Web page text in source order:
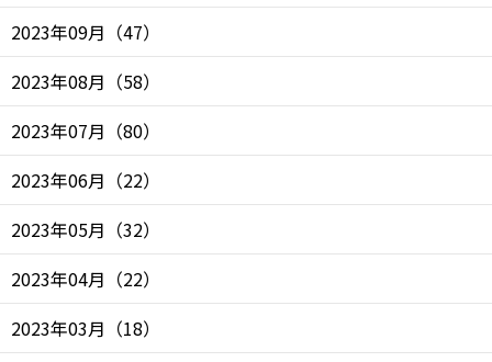
2023年09月 （47）
2023年08月 （58）
2023年07月 （80）
2023年06月 （22）
2023年05月 （32）
2023年04月 （22）
2023年03月 （18）